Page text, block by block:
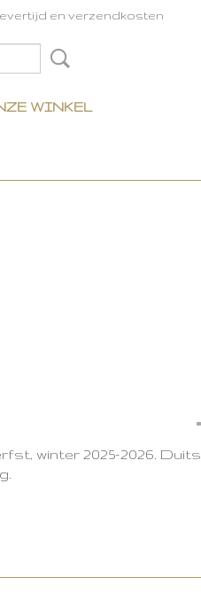
en verzendkosten
WINKEL
winter 2025-2026. Duits